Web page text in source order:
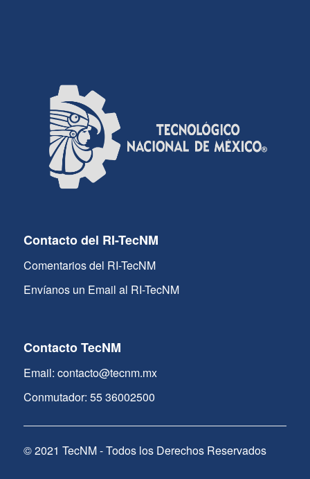
Contacto del RI-TecNM
Comentarios del RI-TecNM
Envíanos un Email al RI-TecNM
Contacto TecNM
Email: contacto@tecnm.mx
Conmutador: 55 36002500
© 2021 TecNM - Todos los Derechos Reservados